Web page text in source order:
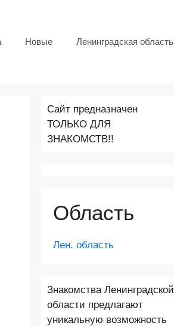
Новые Ленинградская область
Сайт предназначен
ТОЛЬКО ДЛЯ
ЗНАКОМСТВ!!
Область
Лен. область
Знакомства Ленинградской
области предлагают
уникальную возможность